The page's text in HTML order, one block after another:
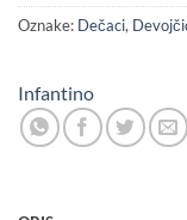
Oznake: Dečaci,
Infantino